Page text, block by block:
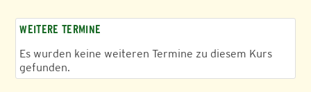
WEITERE TERMINE
Es wurden keine weiteren Termine zu diesem Kurs
gefunden.